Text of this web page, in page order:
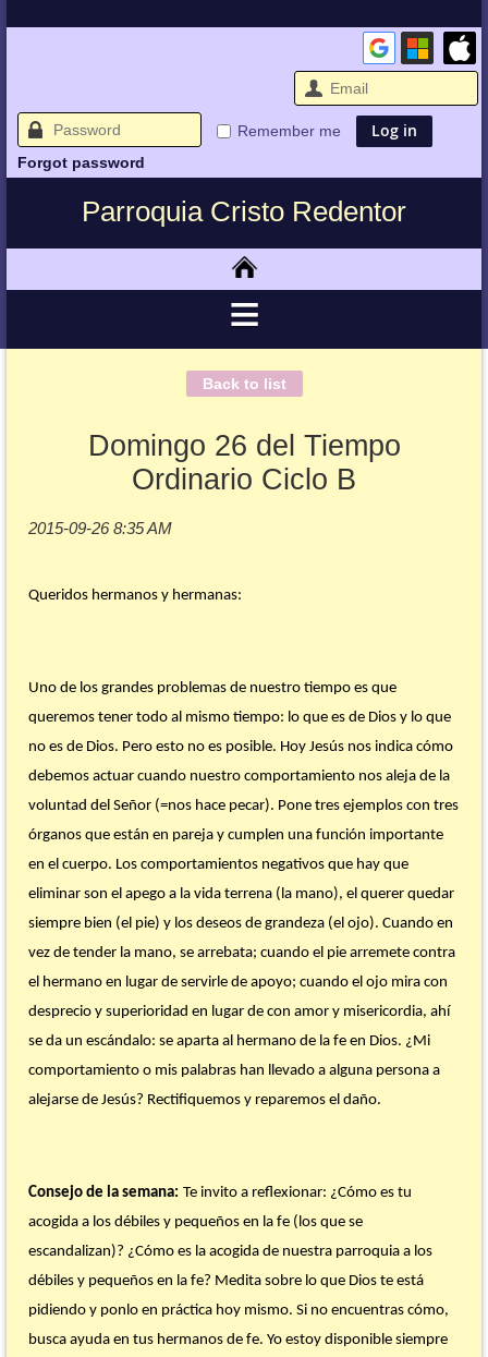
Remember me
Forgot password
Parroquia Cristo Redentor
Back to list
Domingo 26 del Tiempo
Ordinario Ciclo B
Queridos hermanos y hermanas:
Uno de los grandes problemas de nuestro tiempo es que
queremos tener todo al mismo tiempo: lo que es de Dios y lo que
no es de Dios. Pero esto no es posible. Hoy Jesús nos indica cómo
debemos actuar cuando nuestro comportamiento nos aleja de la
voluntad del Señor (=nos hace pecar). Pone tres ejemplos con tres
órganos que están en pareja y cumplen una función importante
en el cuerpo. Los comportamientos negativos que hay que
eliminar son el apego a la vida terrena (la mano), el querer quedar
siempre bien (el pie) y los deseos de grandeza (el ojo). Cuando en
vez de tender la mano, se arrebata; cuando el pie arremete contra
el hermano en lugar de servirle de apoyo; cuando el ojo mira con
desprecio y superioridad en lugar de con amor y misericordia, ahí
se da un escándalo: se aparta al hermano de la fe en Dios. ¿Mi
comportamiento o mis palabras han llevado a alguna persona a
alejarse de Jesús? Rectifiquemos y reparemos el daño.
Consejo de la semana: Te invito a reflexionar: ¿Cómo es tu
acogida a los débiles y pequeños en la fe (los que se
escandalizan)? ¿Cómo es la acogida de nuestra parroquia a los
débiles y pequeños en la fe? Medita sobre lo que Dios te está
pidiendo y ponlo en práctica hoy mismo. Si no encuentras cómo,
busca ayuda en tus hermanos de fe. Yo estoy disponible siempre